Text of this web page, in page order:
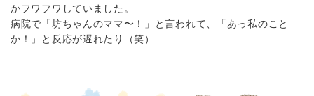
かフワフワしていました。
病院で「坊ちゃんのママ〜！」と言われて、「あっ私のこと
か！」と反応が遅れたり（笑）